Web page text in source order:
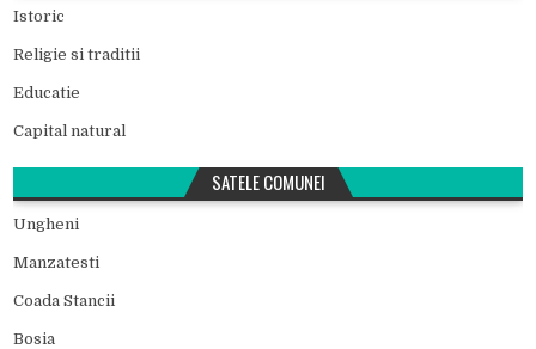
Istoric
Religie si traditii
Educatie
Capital natural
SATELE COMUNEI
Ungheni
Manzatesti
Coada Stancii
Bosia